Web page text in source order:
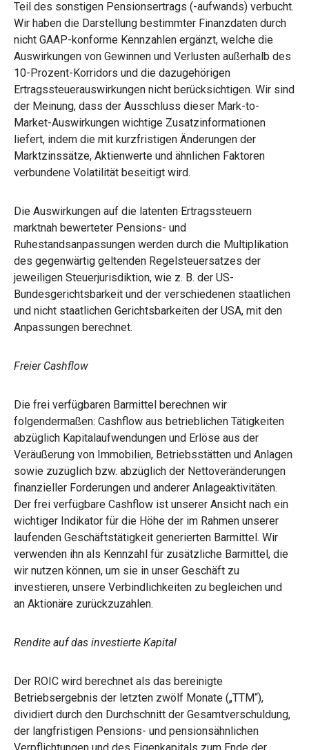
Teil des sonstigen Pensionsertrags (-aufwands) verbucht.
Wir haben die Darstellung bestimmter Finanzdaten durch
nicht GAAP-konforme Kennzahlen ergänzt, welche die
Auswirkungen von Gewinnen und Verlusten außerhalb des
10-Prozent-Korridors und die dazugehörigen
Ertragssteuerauswirkungen nicht berücksichtigen. Wir sind
der Meinung, dass der Ausschluss dieser Mark-to-
Market-Auswirkungen wichtige Zusatzinformationen
liefert, indem die mit kurzfristigen Änderungen der
Marktzinssätze, Aktienwerte und ähnlichen Faktoren
verbundene Volatilität beseitigt wird.
Die Auswirkungen auf die latenten Ertragssteuern
marktnah bewerteter Pensions- und
Ruhestandsanpassungen werden durch die Multiplikation
des gegenwärtig geltenden Regelsteuersatzes der
jeweiligen Steuerjurisdiktion, wie z. B. der US-
Bundesgerichtsbarkeit und der verschiedenen staatlichen
und nicht staatlichen Gerichtsbarkeiten der USA, mit den
Anpassungen berechnet.
Freier Cashflow
Die frei verfügbaren Barmittel berechnen wir
folgendermaßen: Cashflow aus betrieblichen Tätigkeiten
abzüglich Kapitalaufwendungen und Erlöse aus der
Veräußerung von Immobilien, Betriebsstätten und Anlagen
sowie zuzüglich bzw. abzüglich der Nettoveränderungen
finanzieller Forderungen und anderer Anlageaktivitäten.
Der frei verfügbare Cashflow ist unserer Ansicht nach ein
wichtiger Indikator für die Höhe der im Rahmen unserer
laufenden Geschäftstätigkeit generierten Barmittel. Wir
verwenden ihn als Kennzahl für zusätzliche Barmittel, die
wir nutzen können, um sie in unser Geschäft zu
investieren, unsere Verbindlichkeiten zu begleichen und
an Aktionäre zurückzuzahlen.
Rendite auf das investierte Kapital
Der ROIC wird berechnet als das bereinigte
Betriebsergebnis der letzten zwölf Monate („TTM“),
dividiert durch den Durchschnitt der Gesamtverschuldung,
der langfristigen Pensions- und pensionsähnlichen